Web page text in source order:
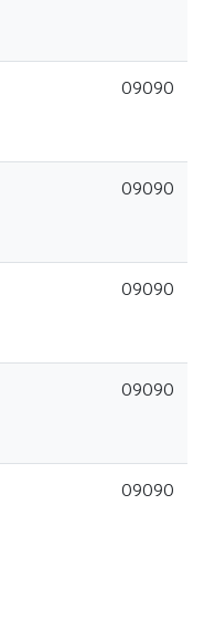
09090
09090
09090
09090
09090